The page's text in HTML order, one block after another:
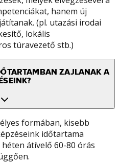
hanem új
(pl. utazási irodai
lokális
túravezető stb.)
ZAJLANAK A
formában, kisebb
időtartama
átívelő 60-80 órás